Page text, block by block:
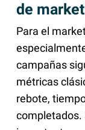
de
Para el
campañas
métricas
rebote,
completados.